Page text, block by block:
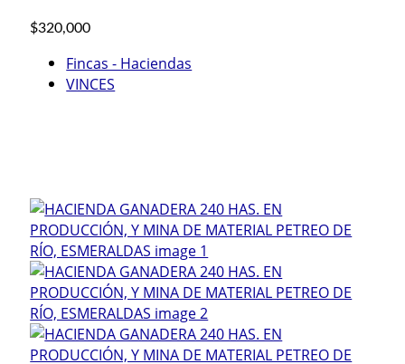
$320,000
Fincas - Haciendas
VINCES